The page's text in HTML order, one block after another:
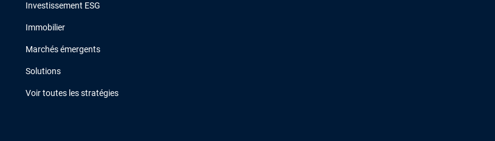
Investissement ESG
Immobilier
Marchés émergents
Solutions
Voir toutes les stratégies